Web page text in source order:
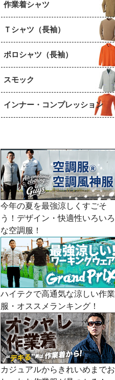
作業着シャツ
Ｔシャツ（長袖）
ポロシャツ（長袖）
スモック
インナー・コンプレッション
今年の夏を最強涼しくすごそ
う！デザイン・快適性いろいろ
な空調服！
ハイテクで高通気な涼しい作業
服・オススメランキング！
カジュアルからきれいめまでお